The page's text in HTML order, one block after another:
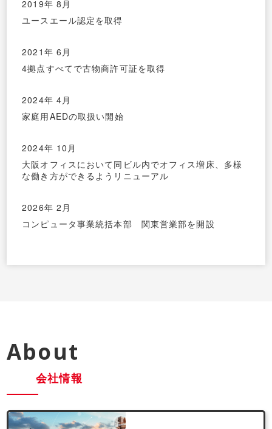
2019年 8月
ユースエール認定を取得
2021年 6月
4拠点すべてで古物商許可証を取得
2024年 4月
家庭用AEDの取扱い開始
2024年 10月
大阪オフィスにおいて同ビル内でオフィス増床、多様
な働き方ができるようリニューアル
2026年 2月
コンピュータ事業統括本部 関東営業部を開設
About
会社情報